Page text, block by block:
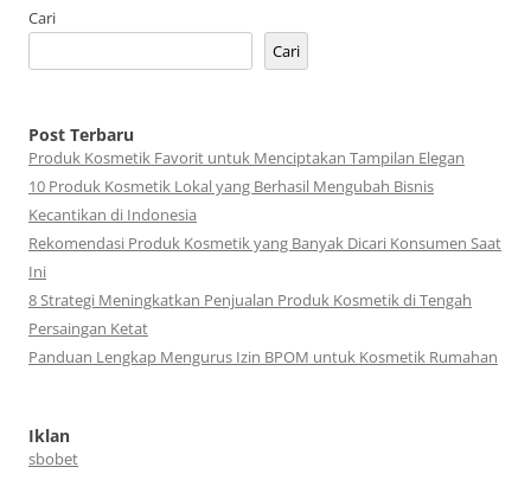
Cari
Cari
Post Terbaru
Produk Kosmetik Favorit untuk Menciptakan Tampilan Elegan
10 Produk Kosmetik Lokal yang Berhasil Mengubah Bisnis
Kecantikan di Indonesia
Rekomendasi Produk Kosmetik yang Banyak Dicari Konsumen Saat
Ini
8 Strategi Meningkatkan Penjualan Produk Kosmetik di Tengah
Persaingan Ketat
Panduan Lengkap Mengurus Izin BPOM untuk Kosmetik Rumahan
Iklan
sbobet